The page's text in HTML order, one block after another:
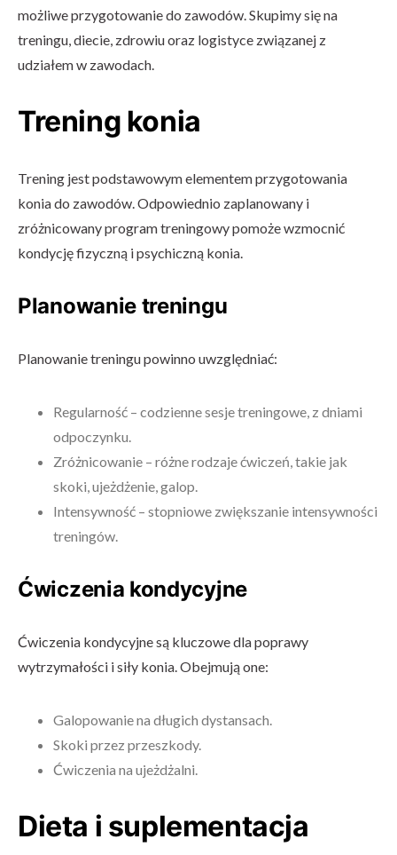
możliwe przygotowanie do zawodów. Skupimy się na
treningu, diecie, zdrowiu oraz logistyce związanej z
udziałem w zawodach.
Trening konia
Trening jest podstawowym elementem przygotowania
konia do zawodów. Odpowiednio zaplanowany i
zróżnicowany program treningowy pomoże wzmocnić
kondycję fizyczną i psychiczną konia.
Planowanie treningu
Planowanie treningu powinno uwzględniać:
Regularność – codzienne sesje treningowe, z dniami
odpoczynku.
Zróżnicowanie – różne rodzaje ćwiczeń, takie jak
skoki, ujeżdżenie, galop.
Intensywność – stopniowe zwiększanie intensywności
treningów.
Ćwiczenia kondycyjne
Ćwiczenia kondycyjne są kluczowe dla poprawy
wytrzymałości i siły konia. Obejmują one:
Galopowanie na długich dystansach.
Skoki przez przeszkody.
Ćwiczenia na ujeżdżalni.
Dieta i suplementacja